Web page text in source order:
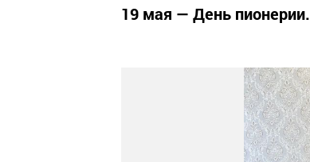
19 мая — День пионерии.